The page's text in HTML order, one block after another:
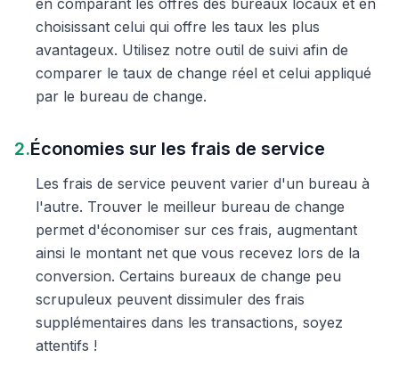
en comparant les offres des bureaux locaux et en
choisissant celui qui offre les taux les plus
avantageux. Utilisez notre outil de suivi afin de
comparer le taux de change réel et celui appliqué
par le bureau de change.
2.Économies sur les frais de service
Les frais de service peuvent varier d'un bureau à
l'autre. Trouver le meilleur bureau de change
permet d'économiser sur ces frais, augmentant
ainsi le montant net que vous recevez lors de la
conversion. Certains bureaux de change peu
scrupuleux peuvent dissimuler des frais
supplémentaires dans les transactions, soyez
attentifs !